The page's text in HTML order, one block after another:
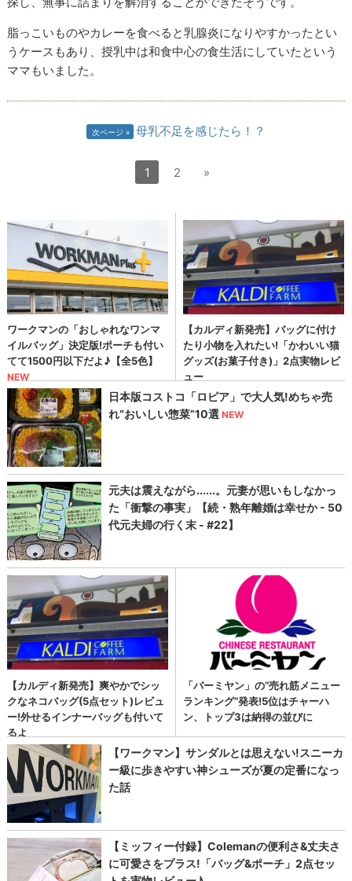
脂っこいものやカレーを食べると乳腺炎になりやすかったとい
うケースもあり、授乳中は和食中心の食生活にしていたという
ママもいました。
次ページ 母乳不足を感じたら！？
1 2 »